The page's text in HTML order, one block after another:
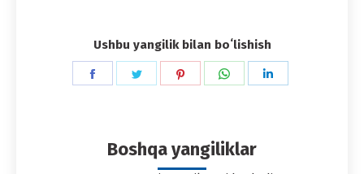
Ushbu yangilik bilan boʻlishish
Share
Share
Share
Share
Boshqa yangiliklar